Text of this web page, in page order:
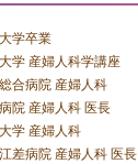
学卒業
産婦人科学講座
病院 産婦人科
産婦人科 医長
学 産婦人科
差病院 産婦人科 医長